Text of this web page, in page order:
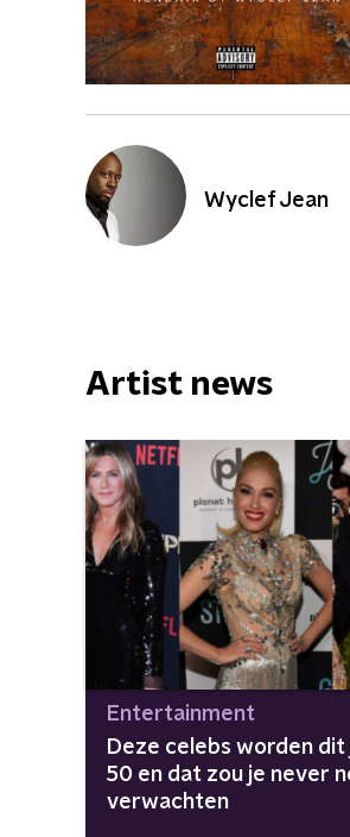
Wyclef Jean
Artist news
Entertainment
Deze celebs worden dit
50 en dat zou je never
verwachten